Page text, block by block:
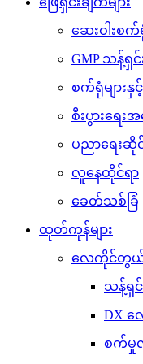
ဆေးဝါးစက်ရုံ
GMP သန့်ရှင်
စက်ရုံများနှ
စီးပွားရေ
ပညာရေး
လူနေထိုင်ရာ
ခေတ်သစ်ခြံ
ထုတ်ကုန်များ
လေကိုင်တွယ်
သန့်ရှ
DX
စက်မှု